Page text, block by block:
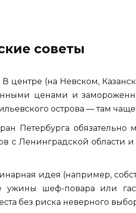
советы
центре (на Невском,
ценами и
острова — там
Петербурга
с Ленинградской области
идея (например,
ужины шеф-повара или
без риска неверного